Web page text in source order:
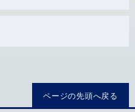
ページの先頭へ戻る